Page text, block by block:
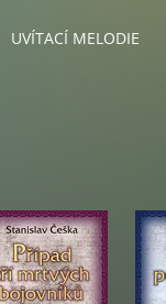
UVÍTACÍ MELODIE